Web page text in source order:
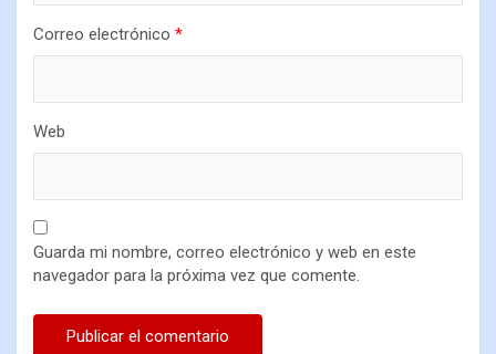
Correo electrónico *
Web
Guarda mi nombre, correo electrónico y web en este
navegador para la próxima vez que comente.